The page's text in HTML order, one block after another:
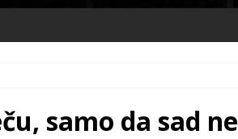
samo da sad ne